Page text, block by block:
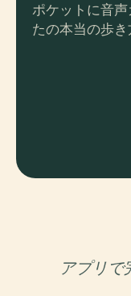
ポケットに音
たの本当の歩き
アプリで